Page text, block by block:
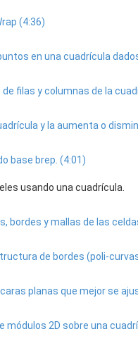
(4:36)
en una cuadrícula
filas y columnas de la
y la aumenta o
base brep. (4:01)
usando una cuadrícula.
bordes y mallas de las
de bordes (poli-
planas que mejor se
módulos 2D sobre una